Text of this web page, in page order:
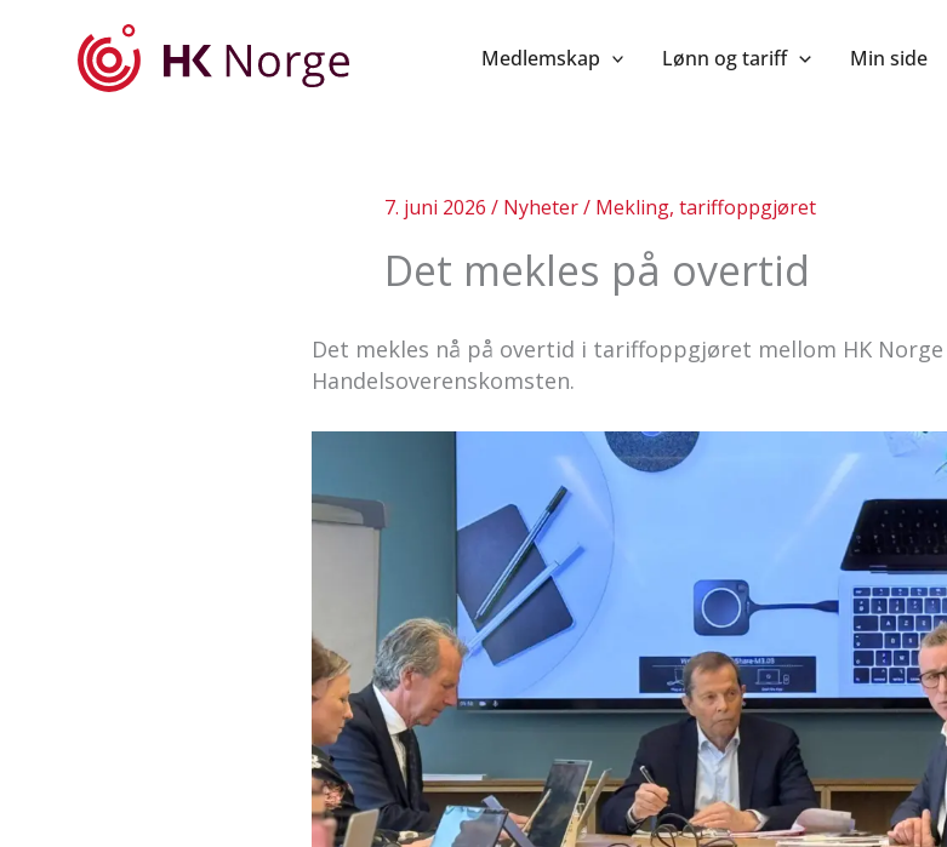
Medlemskap Lønn og tariff Min side
7. juni 2026 / Nyheter/ Mekling, tariffoppgjøret
Det mekles på overtid
Det mekles nå på overtid i tariffoppgjøret mellom HK Norge
Handelsoverenskomsten.